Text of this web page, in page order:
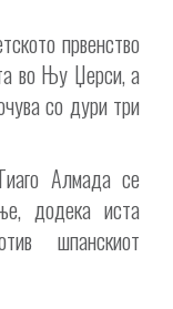
првенство
во Њу Џерси, а
со дури три
Алмада се
додека иста
шпанскиот